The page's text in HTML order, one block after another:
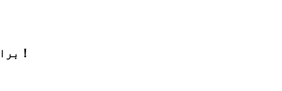
براہ کرم ہم سے مزید خدمت کے لیے اپنی قیمتی معلومات چھوڑیں، شکریہ！